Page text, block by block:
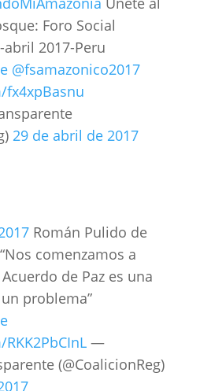
Foro Social
2017-Peru
@fsamazonico2017
29 de abril de 2017
Román Pulido de
“Nos comenzamos a
de Paz es una
problema”
—
(@CoalicionReg)